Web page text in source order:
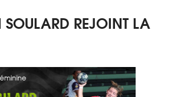
SOULARD REJOINT LA